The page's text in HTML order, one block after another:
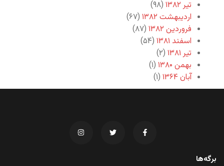
تیر ۱۳۸۲
(۹۸)
اردیبهشت ۱۳۸۲
(۶۷)
فروردین ۱۳۸۲
(۸۷)
اسفند ۱۳۸۱
(۵۴)
تیر ۱۳۸۱
(۲)
بهمن ۱۳۸۰
(۱)
آبان ۱۳۶۴
(۱)
برگه‌ها